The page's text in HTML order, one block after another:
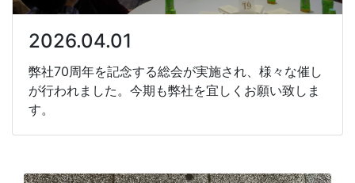
2026.04.01
弊社70周年を記念する総会が実施され、様々な催し
が行われました。今期も弊社を宜しくお願い致しま
す。